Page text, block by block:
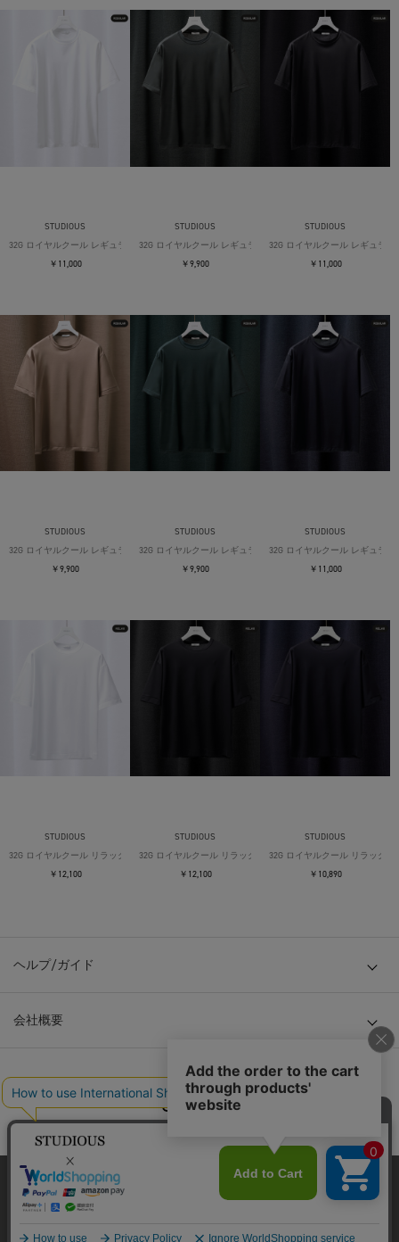
STUDIOUS
32G ロイヤルクール レギュラーTシャツ
￥11,000
STUDIOUS
32G ロイヤルクール レギュラーTシャツ
￥9,900
STUDIOUS
32G ロイヤルクール レギュラー
￥11,000
STUDIOUS
32G ロイヤルクール レギュラーTシャツ
￥9,900
STUDIOUS
32G ロイヤルクール レギュラーTシャツ
￥9,900
STUDIOUS
32G ロイヤルクール レギュラー
￥11,000
STUDIOUS
32G ロイヤルクール リラックスTシャツ
￥12,100
STUDIOUS
32G ロイヤルクール リラックスTシャツ
￥12,100
STUDIOUS
32G ロイヤルクール リラックス
￥10,890
ヘルプ/ガイド
会社概要
© TOKYO BASE CO., LTD
当サイトはクッキー(cookie)を使用します。クッキーはサイト内
の一部の機能および、サイトの使用状況の分析からマーケティ
ング活動に利用することを目的としています。
プライバシーポリシーはこちら